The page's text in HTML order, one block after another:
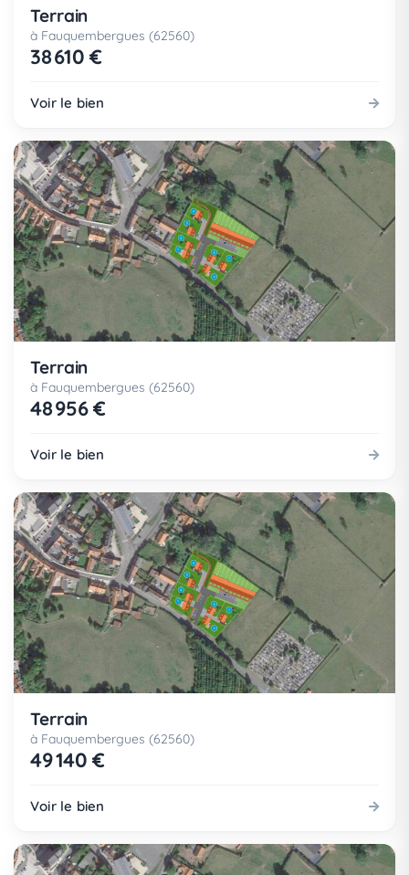
Terrain
à Fauquembergues (62560)
38 610 €
Voir le bien
Terrain
à Fauquembergues (62560)
48 956 €
Voir le bien
Terrain
à Fauquembergues (62560)
49 140 €
Voir le bien